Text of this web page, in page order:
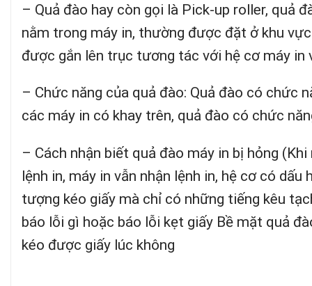
– Quả đào hay còn gọi là Pick-up roller, quả
nằm trong máy in, thường được đặt ở khu
được gắn lên trục tương tác với hệ cơ máy in
– Chức năng của quả đào: Quả đào có chức
các máy in có khay trên, quả đào có chức
– Cách nhận biết quả đào máy in bị hỏng
lệnh in, máy in vẫn nhận lệnh in, hệ cơ có
tượng kéo giấy mà chỉ có những tiếng kêu
báo lỗi gì hoặc báo lỗi kẹt giấy Bề mặt quả
kéo được giấy lúc không